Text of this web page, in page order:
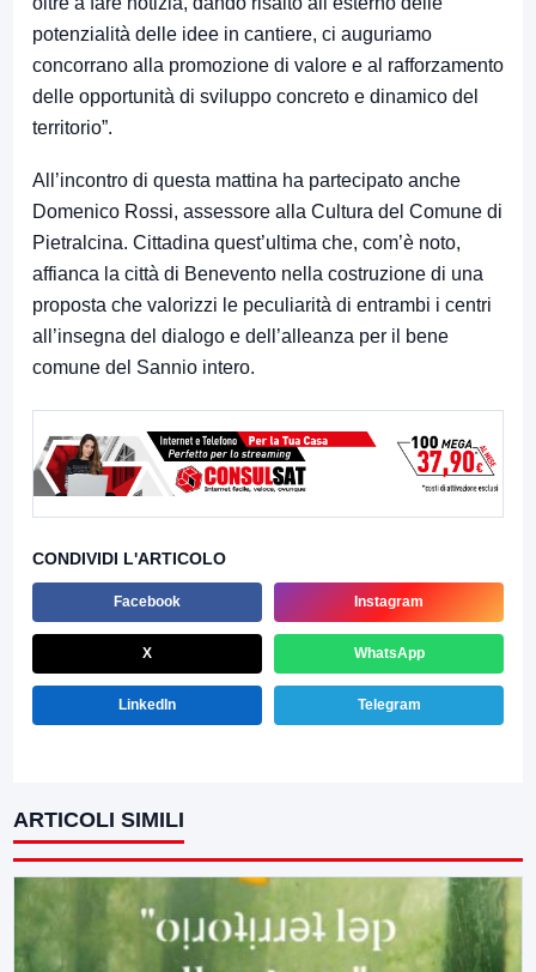
potenzialità delle idee in cantiere, ci auguriamo
concorrano alla promozione di valore e al rafforzamento
delle opportunità di sviluppo concreto e dinamico del
territorio”.
All’incontro di questa mattina ha partecipato anche
Domenico Rossi, assessore alla Cultura del Comune di
Pietralcina. Cittadina quest’ultima che, com’è noto,
affianca la città di Benevento nella costruzione di una
proposta che valorizzi le peculiarità di entrambi i centri
all’insegna del dialogo e dell’alleanza per il bene
comune del Sannio intero.
CONDIVIDI L'ARTICOLO
Facebook Instagram
X WhatsApp
LinkedIn Telegram
ARTICOLI SIMILI